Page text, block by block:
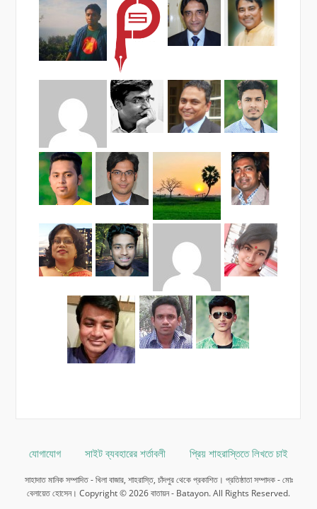
যোগাযোগ সাইট ব্যবহারের শর্তাবলী প্রিয় শাহরাস্তিতে লিখতে চাই
সাহাদাত মানিক সম্পাদিত - খিলা বাজার, শাহরাস্তি, চাঁদপুর থেকে প্রকাশিত। প্রতিষ্ঠাতা সম্পাদক - মোঃ
বেলায়েত হোসেন। Copyright © 2026 বাতায়ন - Batayon. All Rights Reserved.